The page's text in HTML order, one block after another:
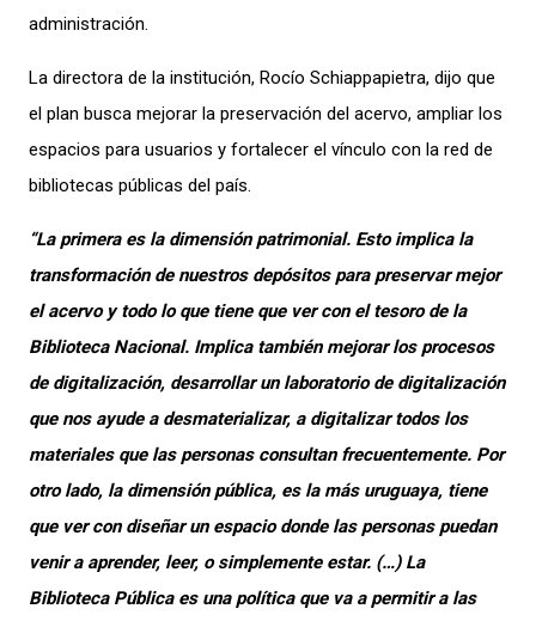
administración.
La directora de la institución, Rocío Schiappapietra, dijo que
el plan busca mejorar la preservación del acervo, ampliar los
espacios para usuarios y fortalecer el vínculo con la red de
bibliotecas públicas del país.
“La primera es la dimensión patrimonial. Esto implica la
transformación de nuestros depósitos para preservar mejor
el acervo y todo lo que tiene que ver con el tesoro de la
Biblioteca Nacional. Implica también mejorar los procesos
de digitalización, desarrollar un laboratorio de digitalización
que nos ayude a desmaterializar, a digitalizar todos los
materiales que las personas consultan frecuentemente. Por
otro lado, la dimensión pública, es la más uruguaya, tiene
que ver con diseñar un espacio donde las personas puedan
venir a aprender, leer, o simplemente estar. (…) La
Biblioteca Pública es una política que va a permitir a las